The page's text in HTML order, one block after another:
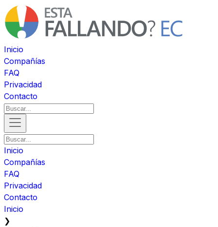
Inicio
Compañías
FAQ
Privacidad
Contacto
Inicio
Compañías
FAQ
Privacidad
Contacto
Inicio
❯